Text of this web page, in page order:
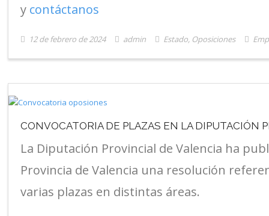
y contáctanos
12 de febrero de 2024 admin Estado, Oposiciones
CONVOCATORIA DE PLAZAS EN LA DIPUTACIÓN
La Diputación Provincial de Valencia ha
Provincia de Valencia una resolución
varias plazas en distintas áreas.